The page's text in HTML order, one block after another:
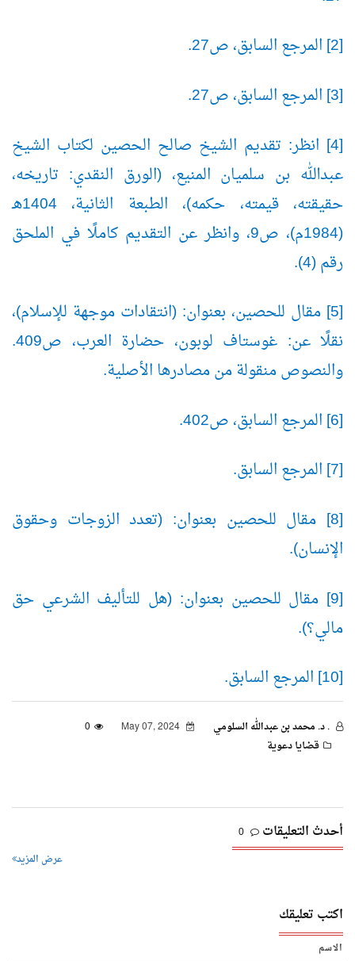
[2] المرجع السابق، ص27.
[3] المرجع السابق، ص27.
[4] انظر: تقديم الشيخ صالح الحصين لكتاب الشيخ
عبدالله بن سلميان المنيع، (الورق النقدي: تاريخه،
حقيقته، قيمته، حكمه)، الطبعة الثانية، 1404هـ
(1984م)، ص9، وانظر عن التقديم كاملًا في الملحق
رقم (4).
[5] مقال للحصين، بعنوان: (انتقادات موجهة للإسلام)،
نقلًا عن: غوستاف لوبون، حضارة العرب، ص409.
والنصوص منقولة من مصادرها الأصلية.
[6] المرجع السابق، ص402.
[7] المرجع السابق.
[8] مقال للحصين بعنوان: (تعدد الزوجات وحقوق
الإنسان).
[9] مقال للحصين بعنوان: (هل للتأليف الشرعي حق
مالي؟).
[10] المرجع السابق.
. د. محمد بن عبدالله السلومي
0
قضايا دعوية
أحدث التعليقات 0
عرض المزيد
اكتب تعليقك
الاسم